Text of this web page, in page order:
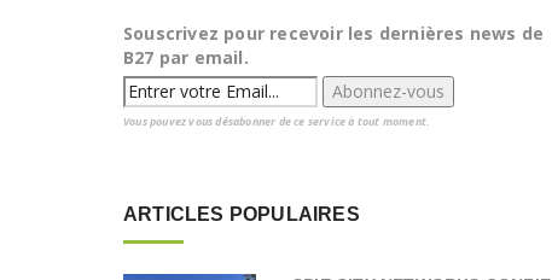
Souscrivez pour recevoir les dernières news de
B27 par email.
Vous pouvez vous désabonner de ce service à tout moment.
ARTICLES POPULAIRES